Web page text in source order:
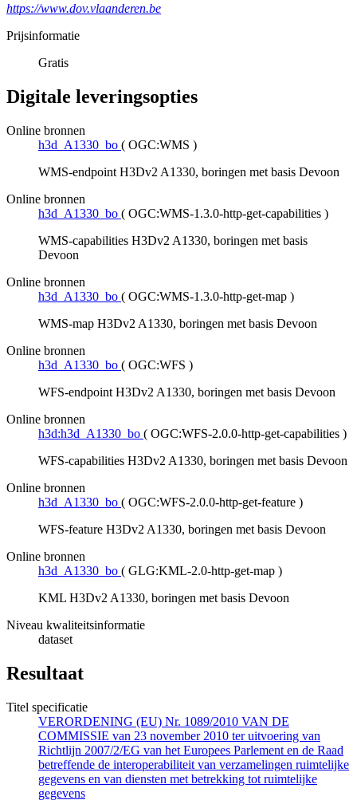
https://www.dov.vlaanderen.be
Prijsinformatie
Gratis
Digitale leveringsopties
Online bronnen
h3d_A1330_bo ( OGC:WMS )
WMS-endpoint H3Dv2 A1330, boringen met basis Devoon
Online bronnen
h3d_A1330_bo ( OGC:WMS-1.3.0-http-get-capabilities )
WMS-capabilities H3Dv2 A1330, boringen met basis
Devoon
Online bronnen
h3d_A1330_bo ( OGC:WMS-1.3.0-http-get-map )
WMS-map H3Dv2 A1330, boringen met basis Devoon
Online bronnen
h3d_A1330_bo ( OGC:WFS )
WFS-endpoint H3Dv2 A1330, boringen met basis Devoon
Online bronnen
h3d:h3d_A1330_bo ( OGC:WFS-2.0.0-http-get-capabilities )
WFS-capabilities H3Dv2 A1330, boringen met basis Devoon
Online bronnen
h3d_A1330_bo ( OGC:WFS-2.0.0-http-get-feature )
WFS-feature H3Dv2 A1330, boringen met basis Devoon
Online bronnen
h3d_A1330_bo ( GLG:KML-2.0-http-get-map )
KML H3Dv2 A1330, boringen met basis Devoon
Niveau kwaliteitsinformatie
dataset
Resultaat
Titel specificatie
VERORDENING (EU) Nr. 1089/2010 VAN DE
COMMISSIE van 23 november 2010 ter uitvoering van
Richtlijn 2007/2/EG van het Europees Parlement en de Raad
betreffende de interoperabiliteit van verzamelingen ruimtelijke
gegevens en van diensten met betrekking tot ruimtelijke
gegevens